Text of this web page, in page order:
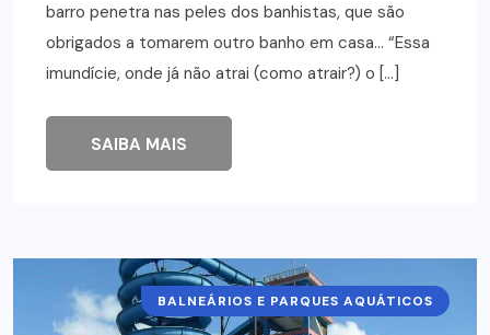
barro penetra nas peles dos banhistas, que são
obrigados a tomarem outro banho em casa… “Essa
imundície, onde já não atrai (como atrair?) o […]
SAIBA MAIS
BALNEÁRIOS E PARQUES AQUÁTICOS